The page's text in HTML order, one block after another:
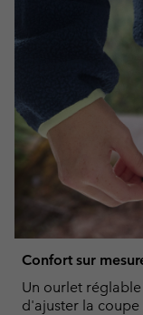
Confort sur
Un ourlet
d'ajuster la